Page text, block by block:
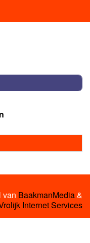
van BaakmanMedia&
Internet Services